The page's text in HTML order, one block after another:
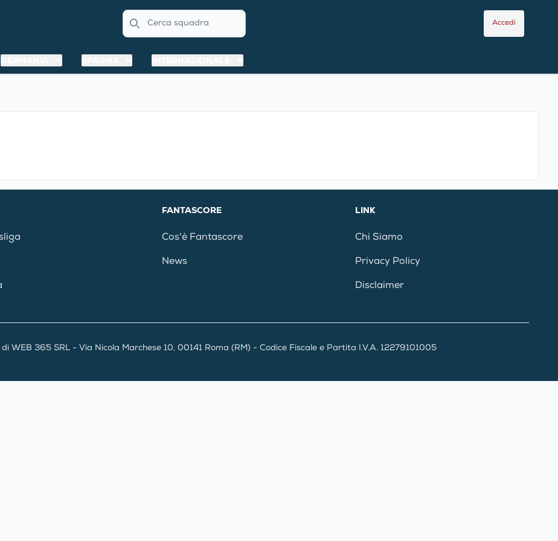
Search
Accedi
FANTASCORE
Cos'è Fantascore
News
LINK
Chi Siamo
Privacy Policy
Disclaimer
365 SRL - Via Nicola Marchese 10, 00141 Roma (RM) - Codice Fiscale e Partita I.V.A. 12279101005